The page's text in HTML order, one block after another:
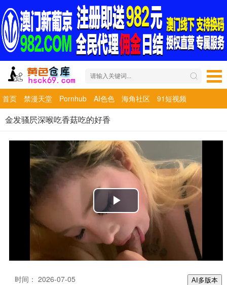
首页 禁漫天堂 Pornhub AI色色 海角社区 91短视频
金发骚屄深喉吃香菇吃的好香
AI多版本
时间： 2026-07-05